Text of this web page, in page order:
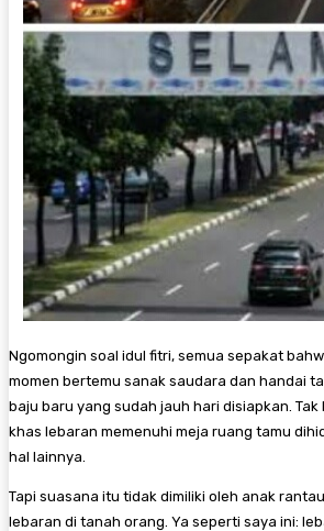
Ngomongin soal idul fitri, semua sepakat
momen bertemu sanak saudara dan handai
baju baru yang sudah jauh hari disiapkan.
khas lebaran memenuhi meja ruang tamu
hal lainnya.
Tapi suasana itu tidak dimiliki oleh anak
lebaran di tanah orang. Ya seperti saya ini: